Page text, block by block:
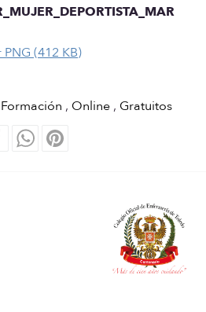
(412 KB)
Formación , Online , Gratuitos